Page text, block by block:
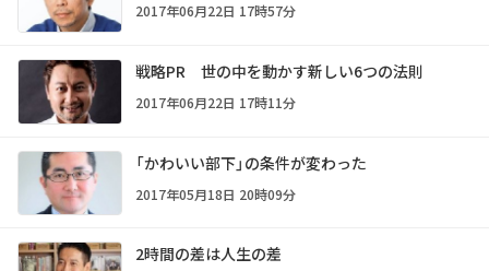
2017年06月22日 17時57分
戦略PR 世の中を動かす新しい6つの法則
2017年06月22日 17時11分
「かわいい部下」の条件が変わった
2017年05月18日 20時09分
2時間の差は人生の差